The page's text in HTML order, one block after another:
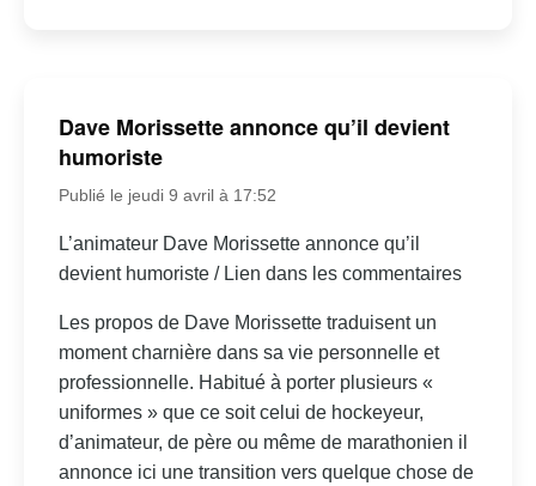
Dave Morissette annonce qu’il devient
humoriste
Publié le jeudi 9 avril à 17:52
L’animateur Dave Morissette annonce qu’il
devient humoriste / Lien dans les commentaires
Les propos de Dave Morissette traduisent un
moment charnière dans sa vie personnelle et
professionnelle. Habitué à porter plusieurs «
uniformes » que ce soit celui de hockeyeur,
d’animateur, de père ou même de marathonien il
annonce ici une transition vers quelque chose de